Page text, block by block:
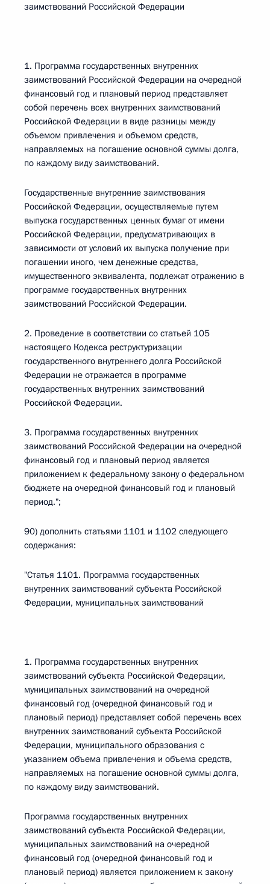
заимствований Российской Федерации
1. Программа государственных внутренних
заимствований Российской Федерации на очередной
финансовый год и плановый период представляет
собой перечень всех внутренних заимствований
Российской Федерации в виде разницы между
объемом привлечения и объемом средств,
направляемых на погашение основной суммы долга,
по каждому виду заимствований.
Государственные внутренние заимствования
Российской Федерации, осуществляемые путем
выпуска государственных ценных бумаг от имени
Российской Федерации, предусматривающих в
зависимости от условий их выпуска получение при
погашении иного, чем денежные средства,
имущественного эквивалента, подлежат отражению в
программе государственных внутренних
заимствований Российской Федерации.
2. Проведение в соответствии со статьей 105
настоящего Кодекса реструктуризации
государственного внутреннего долга Российской
Федерации не отражается в программе
государственных внутренних заимствований
Российской Федерации.
3. Программа государственных внутренних
заимствований Российской Федерации на очередной
финансовый год и плановый период является
приложением к федеральному закону о федеральном
бюджете на очередной финансовый год и плановый
период.";
90) дополнить статьями 1101 и 1102 следующего
содержания:
"Статья 1101. Программа государственных
внутренних заимствований субъекта Российской
Федерации, муниципальных заимствований
1. Программа государственных внутренних
заимствований субъекта Российской Федерации,
муниципальных заимствований на очередной
финансовый год (очередной финансовый год и
плановый период) представляет собой перечень всех
внутренних заимствований субъекта Российской
Федерации, муниципального образования с
указанием объема привлечения и объема средств,
направляемых на погашение основной суммы долга,
по каждому виду заимствований.
Программа государственных внутренних
заимствований субъекта Российской Федерации,
муниципальных заимствований на очередной
финансовый год (очередной финансовый год и
плановый период) является приложением к закону